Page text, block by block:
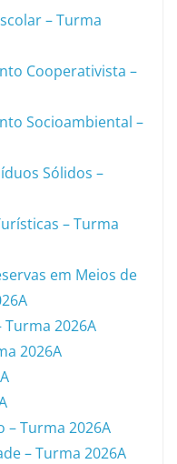
– Turma
Cooperativista –
Socioambiental –
Sólidos –
– Turma
em Meios de
2026A
2026A
Turma 2026A
– Turma 2026A